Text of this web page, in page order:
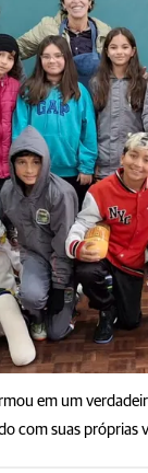
em um
com suas próprias